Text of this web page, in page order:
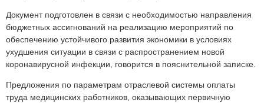
Документ подготовлен в связи с необходимостью направления
бюджетных ассигнований на реализацию мероприятий по
обеспечению устойчивого развития экономики в условиях
ухудшения ситуации в связи с распространением новой
коронавирусной инфекции, говорится в пояснительной записке.
Предложения по параметрам отраслевой системы оплаты
труда медицинских работников, оказывающих первичную